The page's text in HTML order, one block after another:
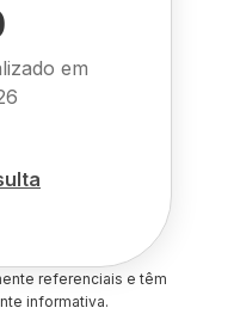
em
referenciais e têm
informativa.